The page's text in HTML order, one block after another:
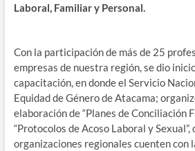
Laboral, Familiar y Personal.
Con la participación de más de 25
empresas de nuestra región, se dio
capacitación, en donde el Servicio
Equidad de Género de Atacama;
elaboración de “Planes de Conciliación
“Protocolos de Acoso Laboral y
organizaciones regionales cuenten con